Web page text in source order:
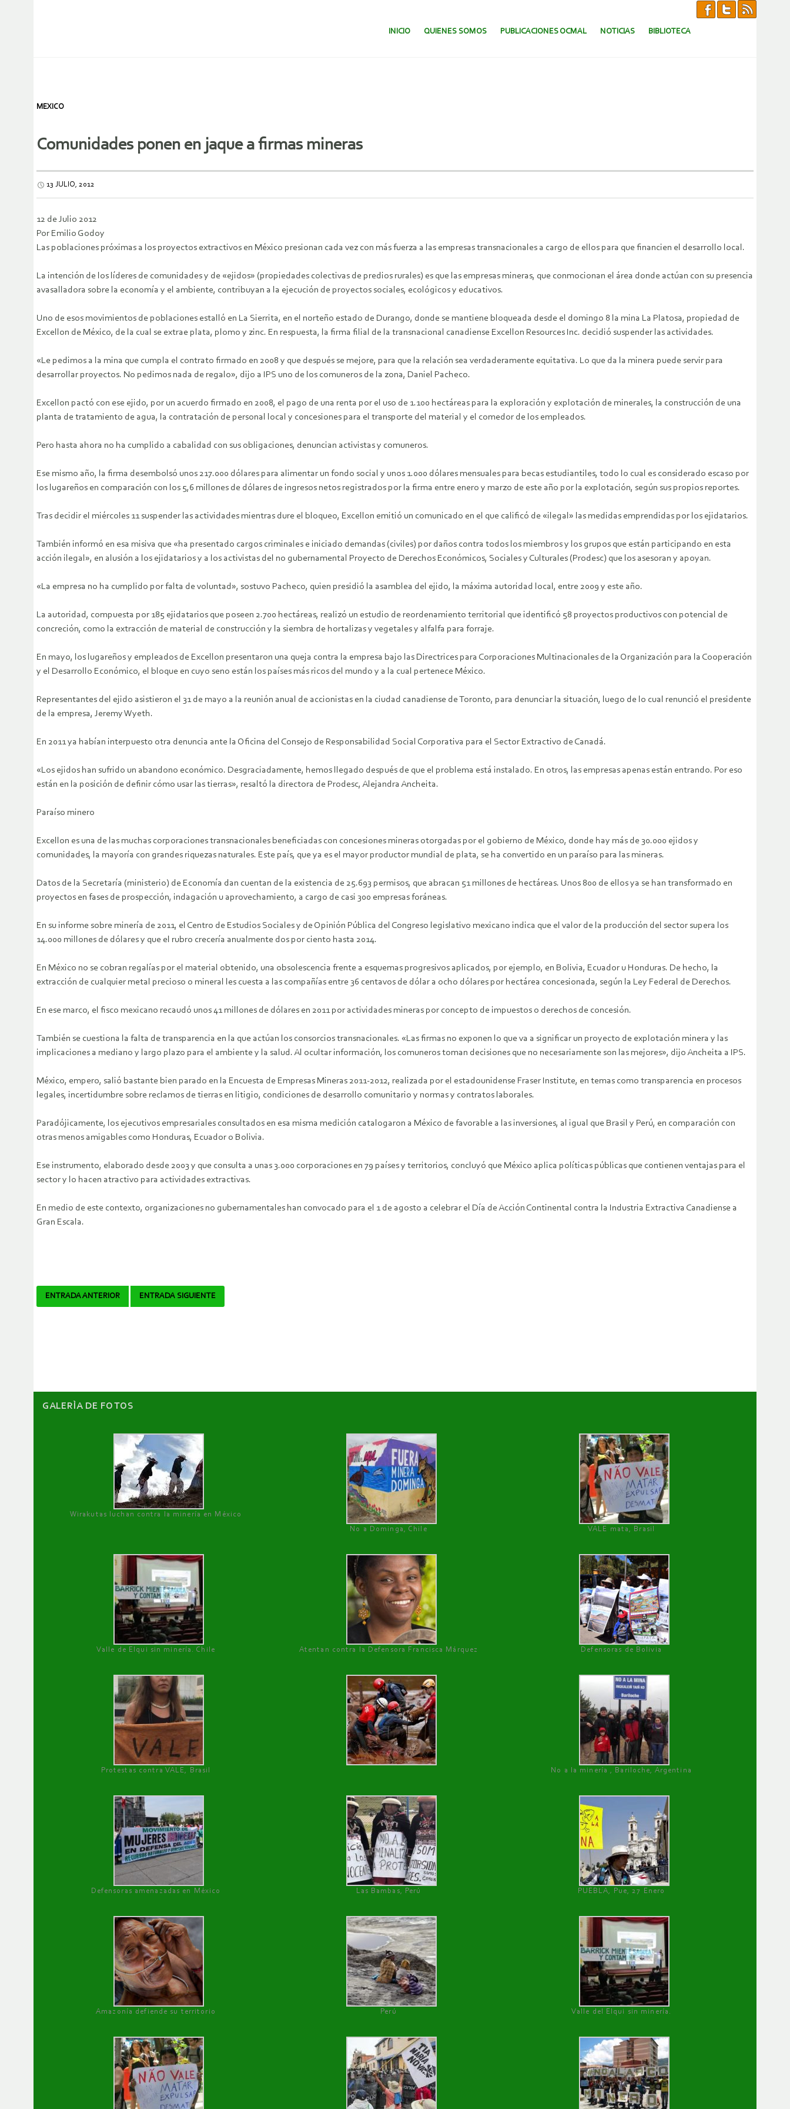
SALTAR AL CONTENIDO.
INICIO QUIENES SOMOS PUBLICACIONES OCMAL NOTICIAS BIBLIOTECA
MEXICO
Comunidades ponen en jaque a firmas mineras
13 JULIO, 2012
12 de Julio 2012
Por Emilio Godoy
Las poblaciones próximas a los proyectos extractivos en México presionan cada vez con más fuerza a las empresas transnacionales a cargo de ellos para que financien el desarrollo local.
La intención de los líderes de comunidades y de «ejidos» (propiedades colectivas de predios rurales) es que las empresas mineras, que conmocionan el área donde actúan con su presencia
avasalladora sobre la economía y el ambiente, contribuyan a la ejecución de proyectos sociales, ecológicos y educativos.
Uno de esos movimientos de poblaciones estalló en La Sierrita, en el norteño estado de Durango, donde se mantiene bloqueada desde el domingo 8 la mina La Platosa, propiedad de
Excellon de México, de la cual se extrae plata, plomo y zinc. En respuesta, la firma filial de la transnacional canadiense Excellon Resources Inc. decidió suspender las actividades.
«Le pedimos a la mina que cumpla el contrato firmado en 2008 y que después se mejore, para que la relación sea verdaderamente equitativa. Lo que da la minera puede servir para
desarrollar proyectos. No pedimos nada de regalo», dijo a IPS uno de los comuneros de la zona, Daniel Pacheco.
Excellon pactó con ese ejido, por un acuerdo firmado en 2008, el pago de una renta por el uso de 1.100 hectáreas para la exploración y explotación de minerales, la construcción de una
planta de tratamiento de agua, la contratación de personal local y concesiones para el transporte del material y el comedor de los empleados.
Pero hasta ahora no ha cumplido a cabalidad con sus obligaciones, denuncian activistas y comuneros.
Ese mismo año, la firma desembolsó unos 217.000 dólares para alimentar un fondo social y unos 1.000 dólares mensuales para becas estudiantiles, todo lo cual es considerado escaso por
los lugareños en comparación con los 5,6 millones de dólares de ingresos netos registrados por la firma entre enero y marzo de este año por la explotación, según sus propios reportes.
Tras decidir el miércoles 11 suspender las actividades mientras dure el bloqueo, Excellon emitió un comunicado en el que calificó de «ilegal» las medidas emprendidas por los ejidatarios.
También informó en esa misiva que «ha presentado cargos criminales e iniciado demandas (civiles) por daños contra todos los miembros y los grupos que están participando en esta
acción ilegal», en alusión a los ejidatarios y a los activistas del no gubernamental Proyecto de Derechos Económicos, Sociales y Culturales (Prodesc) que los asesoran y apoyan.
«La empresa no ha cumplido por falta de voluntad», sostuvo Pacheco, quien presidió la asamblea del ejido, la máxima autoridad local, entre 2009 y este año.
La autoridad, compuesta por 185 ejidatarios que poseen 2.700 hectáreas, realizó un estudio de reordenamiento territorial que identificó 58 proyectos productivos con potencial de
concreción, como la extracción de material de construcción y la siembra de hortalizas y vegetales y alfalfa para forraje.
En mayo, los lugareños y empleados de Excellon presentaron una queja contra la empresa bajo las Directrices para Corporaciones Multinacionales de la Organización para la Cooperación
y el Desarrollo Económico, el bloque en cuyo seno están los países más ricos del mundo y a la cual pertenece México.
Representantes del ejido asistieron el 31 de mayo a la reunión anual de accionistas en la ciudad canadiense de Toronto, para denunciar la situación, luego de lo cual renunció el presidente
de la empresa, Jeremy Wyeth.
En 2011 ya habían interpuesto otra denuncia ante la Oficina del Consejo de Responsabilidad Social Corporativa para el Sector Extractivo de Canadá.
«Los ejidos han sufrido un abandono económico. Desgraciadamente, hemos llegado después de que el problema está instalado. En otros, las empresas apenas están entrando. Por eso
están en la posición de definir cómo usar las tierras», resaltó la directora de Prodesc, Alejandra Ancheita.
Paraíso minero
Excellon es una de las muchas corporaciones transnacionales beneficiadas con concesiones mineras otorgadas por el gobierno de México, donde hay más de 30.000 ejidos y
comunidades, la mayoría con grandes riquezas naturales. Este país, que ya es el mayor productor mundial de plata, se ha convertido en un paraíso para las mineras.
Datos de la Secretaría (ministerio) de Economía dan cuentan de la existencia de 25.693 permisos, que abracan 51 millones de hectáreas. Unos 800 de ellos ya se han transformado en
proyectos en fases de prospección, indagación u aprovechamiento, a cargo de casi 300 empresas foráneas.
En su informe sobre minería de 2011, el Centro de Estudios Sociales y de Opinión Pública del Congreso legislativo mexicano indica que el valor de la producción del sector supera los
14.000 millones de dólares y que el rubro crecería anualmente dos por ciento hasta 2014.
En México no se cobran regalías por el material obtenido, una obsolescencia frente a esquemas progresivos aplicados, por ejemplo, en Bolivia, Ecuador u Honduras. De hecho, la
extracción de cualquier metal precioso o mineral les cuesta a las compañías entre 36 centavos de dólar a ocho dólares por hectárea concesionada, según la Ley Federal de Derechos.
En ese marco, el fisco mexicano recaudó unos 41 millones de dólares en 2011 por actividades mineras por concepto de impuestos o derechos de concesión.
También se cuestiona la falta de transparencia en la que actúan los consorcios transnacionales. «Las firmas no exponen lo que va a significar un proyecto de explotación minera y las
implicaciones a mediano y largo plazo para el ambiente y la salud. Al ocultar información, los comuneros toman decisiones que no necesariamente son las mejores», dijo Ancheita a IPS.
México, empero, salió bastante bien parado en la Encuesta de Empresas Mineras 2011-2012, realizada por el estadounidense Fraser Institute, en temas como transparencia en procesos
legales, incertidumbre sobre reclamos de tierras en litigio, condiciones de desarrollo comunitario y normas y contratos laborales.
Paradójicamente, los ejecutivos empresariales consultados en esa misma medición catalogaron a México de favorable a las inversiones, al igual que Brasil y Perú, en comparación con
otras menos amigables como Honduras, Ecuador o Bolivia.
Ese instrumento, elaborado desde 2003 y que consulta a unas 3.000 corporaciones en 79 países y territorios, concluyó que México aplica políticas públicas que contienen ventajas para el
sector y lo hacen atractivo para actividades extractivas.
En medio de este contexto, organizaciones no gubernamentales han convocado para el 1 de agosto a celebrar el Día de Acción Continental contra la Industria Extractiva Canadiense a
Gran Escala.
Navegador
ENTRADA ANTERIOR ENTRADA SIGUIENTE
GALERÌA DE FOTOS
Wirakutas luchan contra la minería en México
No a Dominga, Chile
VALE mata, Brasil
Valle de Elqui sin minería. Chile Atentan contra la Defensora Francisca Márquez Defensoras de Bolivia
Protestas contra VALE, Brasil No a la minería , Bariloche, Argentina
Defensoras amenazadas en México Las Bambas, Perú PUEBLA, Pue, 27 Enero
Amazonía defiende su territorio Perú Valle del Elqui sin minería.